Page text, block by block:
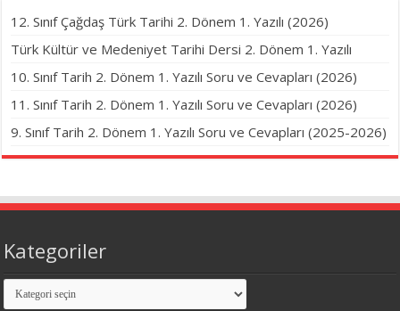
12. Sınıf Çağdaş Türk Tarihi 2. Dönem 1. Yazılı (2026)
Türk Kültür ve Medeniyet Tarihi Dersi 2. Dönem 1. Yazılı
10. Sınıf Tarih 2. Dönem 1. Yazılı Soru ve Cevapları (2026)
11. Sınıf Tarih 2. Dönem 1. Yazılı Soru ve Cevapları (2026)
9. Sınıf Tarih 2. Dönem 1. Yazılı Soru ve Cevapları (2025-2026)
Kategoriler
Kategoriler